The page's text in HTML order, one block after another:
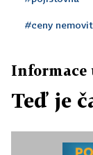
#ceny
Informace
Teď je